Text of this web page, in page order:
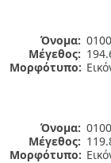
Όνομα:
Μέγεθος:
Μορφότυπο:
Όνομα:
Μέγεθος:
Μορφότυπο: